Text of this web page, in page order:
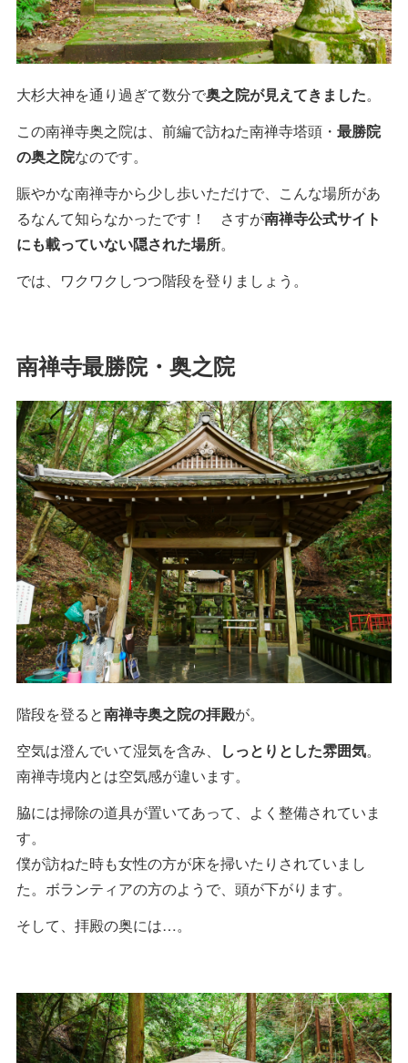
大杉大神を通り過ぎて数分で奥之院が見えてきました。
この南禅寺奥之院は、前編で訪ねた南禅寺塔頭・ 最勝院
の奥之院なのです。
賑やかな南禅寺から少し歩いただけで、こんな場所があ
るなんて知らなかったです！ さすが南禅寺公式サイト
にも載っていない隠された場所。
では、ワクワクしつつ階段を登りましょう。
南禅寺最勝院・奥之院
階段を登ると南禅寺奥之院の拝殿が。
空気は澄んでいて湿気を含み、
しっとりとした雰囲気。
南禅寺境内とは空気感が違います。
脇には掃除の道具が置いてあって、よく整備されていま
す。
僕が訪ねた時も女性の方が床を掃いたりされていまし
た。ボランティアの方のようで、頭が下がります。
そして、拝殿の奥には…。